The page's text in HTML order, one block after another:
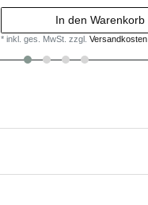
In den Warenkorb
*inkl. ges. MwSt. zzgl.Versandkosten